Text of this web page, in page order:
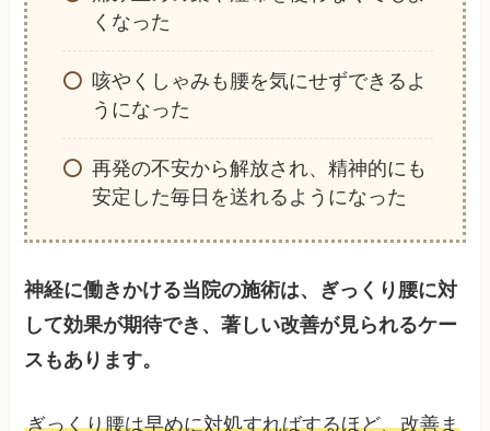
くなった
咳やくしゃみも腰を気にせずできるよ
うになった
再発の不安から解放され、精神的にも
安定した毎日を送れるようになった
神経に働きかける当院の施術は、ぎっくり腰に対
して効果が期待でき、著しい改善が見られるケー
スもあります。
ぎっくり腰は早めに対処すればするほど、改善ま